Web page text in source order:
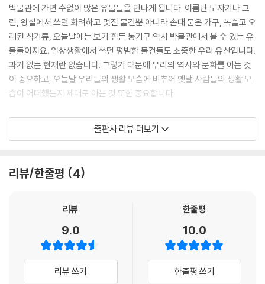
박물관에 가면 수없이 많은 유물들을 만나게 됩니다. 이름난 도자기나 그
림, 왕실에서 쓰던 화려하고 멋진 물건뿐 아니라 손때 묻은 가구, 녹슬고 오
래된 식기류, 오늘날에는 보기 힘든 농기구 역시 박물관에서 볼 수 있는 유
물들이지요. 일상생활에서 쓰던 평범한 물건들도 소중한 우리 유산입니다.
과거 없는 현재란 없습니다. 그렇기 때문에 우리의 역사와 문화를 아는 것
이 중요하고, 오늘날 우리들의 생활 모습에 비추어 옛날 사람들의 생활 모
습이 어떠했는지 제대로 아는 것 또한 중요합니다.
『내가 원래 뭐였는지 알아?_이야기로 배우는 옛날 살림살이』는 도깨비라
는 초자연적 존재와 정 선비와 세 딸을 주요 등장인물로 설정, 우리 옛이야
도록 사랑채, 안채, 부엌 등 전통 가옥의 공간들이 이야기 속에 자연스럽게
복해 나가는 과정 속에서 어린 독자들은 이야기의 재미를 느끼는 동시에,
자연스럽게 이해하게 될 것입니다.
또한 이 책은 각 장마다 사건 해결의 단서가 되는 수수께끼 장치가 있어서,
이를 푸는 과정이 곧 옛날 살림살이의 쓰임새와 전통문화에 대한 지식을
알아 가는 과정이 됩니다. ‘사랑방에서 선비와 절친한 친구 넷’을 찾고, ‘안
출판사 리뷰 더보기
리뷰/한줄평 4
리뷰
9.0
리뷰 쓰기
한줄평
10.0
한줄평 쓰기